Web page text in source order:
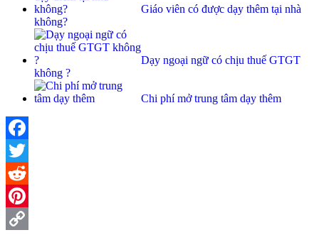
Giáo viên có được dạy thêm tại nhà
không?
Dạy ngoại ngữ có chịu thuế GTGT
không ?
Chi phí mở trung tâm dạy thêm
Facebook
Twitter
Reddit
Pinterest